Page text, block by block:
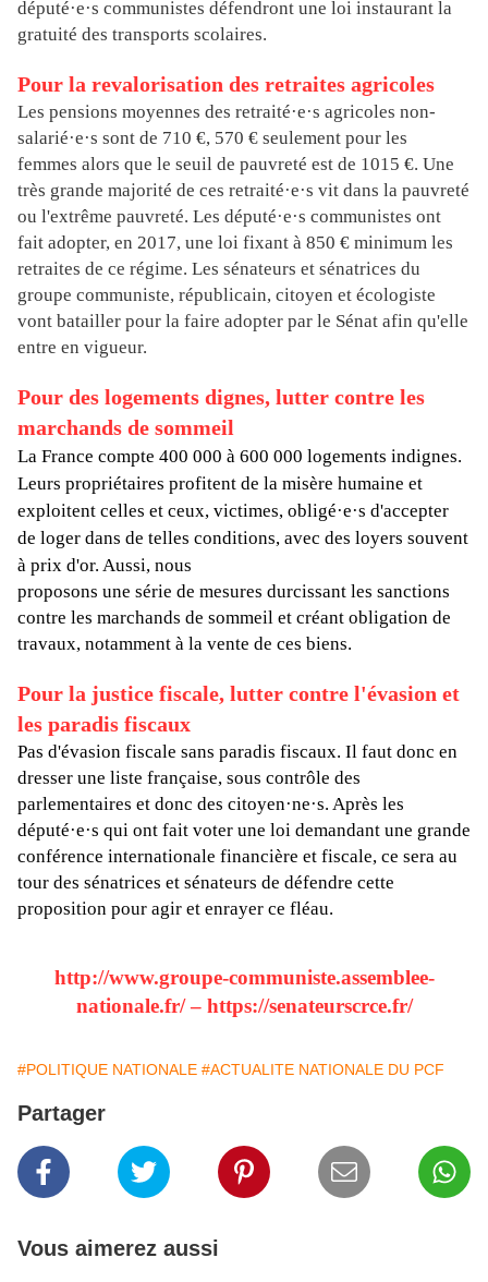
député·e·s communistes défendront une loi instaurant la
gratuité des transports scolaires.
Pour la revalorisation des retraites agricoles
Les pensions moyennes des retraité·e·s agricoles non-
salarié·e·s sont de 710 €, 570 € seulement pour les
femmes alors que le seuil de pauvreté est de 1015 €. Une
très grande majorité de ces retraité·e·s vit dans la pauvreté
ou l'extrême pauvreté. Les député·e·s communistes ont
fait adopter, en 2017, une loi fixant à 850 € minimum les
retraites de ce régime. Les sénateurs et sénatrices du
groupe communiste, républicain, citoyen et écologiste
vont batailler pour la faire adopter par le Sénat afin qu'elle
entre en vigueur.
Pour des logements dignes, lutter contre les
marchands de sommeil
La France compte 400 000 à 600 000 logements indignes.
Leurs propriétaires profitent de la misère humaine et
exploitent celles et ceux, victimes, obligé·e·s d'accepter
de loger dans de telles conditions, avec des loyers souvent
à prix d'or. Aussi, nous
proposons une série de mesures durcissant les sanctions
contre les marchands de sommeil et créant obligation de
travaux, notamment à la vente de ces biens.
Pour la justice fiscale, lutter contre l'évasion et
les paradis fiscaux
Pas d'évasion fiscale sans paradis fiscaux. Il faut donc en
dresser une liste française, sous contrôle des
parlementaires et donc des citoyen·ne·s. Après les
député·e·s qui ont fait voter une loi demandant une grande
conférence internationale financière et fiscale, ce sera au
tour des sénatrices et sénateurs de défendre cette
proposition pour agir et enrayer ce fléau.
http://www.groupe-communiste.assemblee-
nationale.fr/ – https://senateurscrce.fr/
#POLITIQUE NATIONALE #ACTUALITE NATIONALE DU PCF
Partager
Vous aimerez aussi